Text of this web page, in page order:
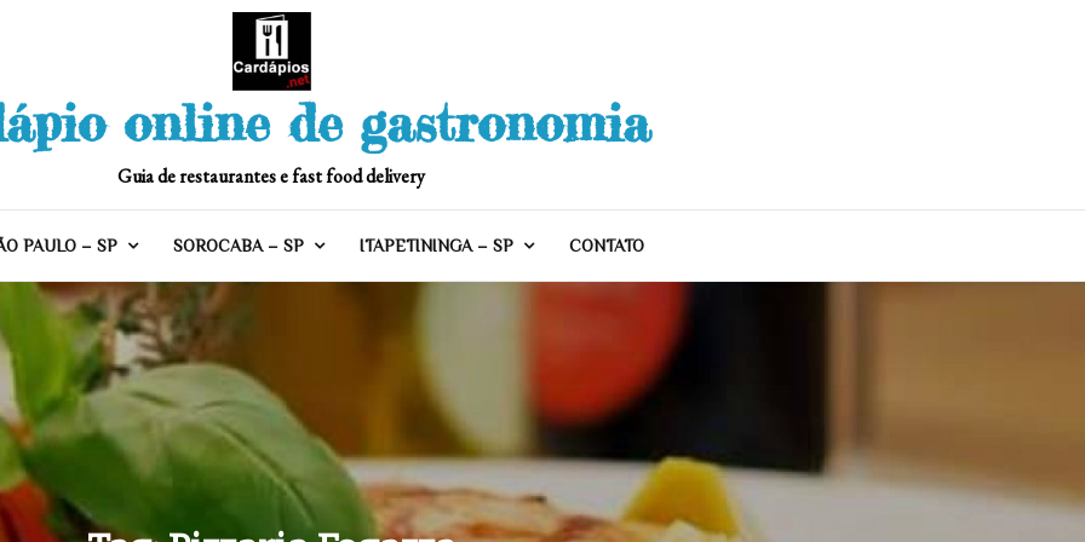
online de gastronomia
Guia de restaurantes e fast food delivery
PAULO – SP SOROCABA – SP ITAPETININGA – SP CONTATO